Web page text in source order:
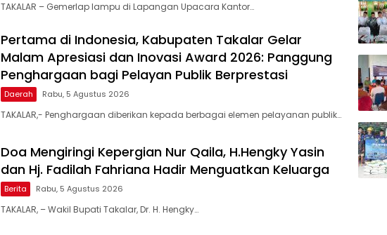
TAKALAR – Gemerlap lampu di Lapangan Upacara Kantor…
Pertama di Indonesia, Kabupaten Takalar Gelar
Malam Apresiasi dan Inovasi Award 2026: Panggung
Penghargaan bagi Pelayan Publik Berprestasi
Daerah Rabu, 5 Agustus 2026
TAKALAR,- Penghargaan diberikan kepada berbagai elemen pelayanan publik…
Doa Mengiringi Kepergian Nur Qaila, H.Hengky Yasin
dan Hj. Fadilah Fahriana Hadir Menguatkan Keluarga
Berita Rabu, 5 Agustus 2026
TAKALAR, – Wakil Bupati Takalar, Dr. H. Hengky…